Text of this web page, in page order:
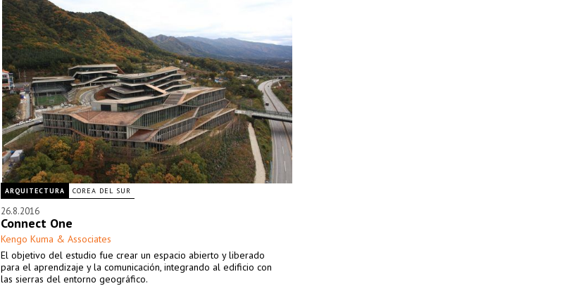
ARQUITECTURA COREA DEL SUR
26.8.2016
Connect One
Kengo Kuma & Associates
El objetivo del estudio fue crear un espacio abierto y liberado
para el aprendizaje y la comunicación, integrando al edificio con
las sierras del entorno geográfico.